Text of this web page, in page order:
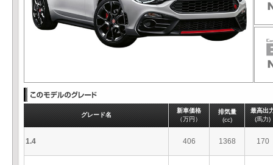
グレード名
新車価格
（万円）
排気量
(cc)
最高出
(馬力)
1.4 406 1368 170